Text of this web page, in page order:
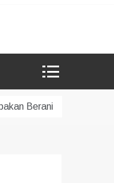
Berani, Jiwa